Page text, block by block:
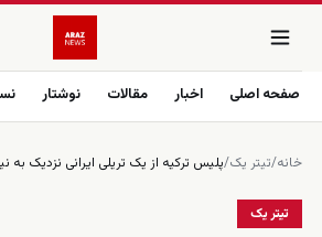
صفحه اصلی اخبار مقالات نوشتار
خانه/تیتر یک/پلیس ترکیه از یک تریلی ایرانی نزدیک
تیتر یک